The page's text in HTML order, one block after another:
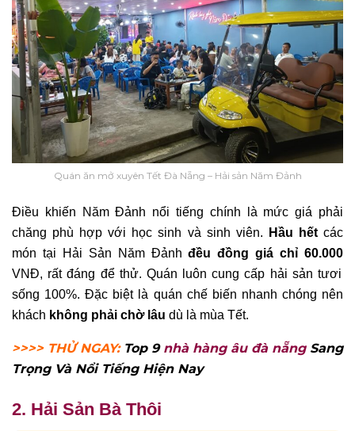
Quán ăn mở xuyên Tết Đà Nẵng – Hải sản Năm Đảnh
Điều khiến Năm Đảnh nổi tiếng chính là mức giá phải
chăng phù hợp với học sinh và sinh viên.
Hầu hếtcác
món tại Hải Sản Năm Đảnhđều đồng giá chỉ 60.000
VNĐ, rất đáng để thử. Quán luôn cung cấp hải sản tươi
sống 100%. Đặc biệt là quán chế biến nhanh chóng nên
khách không phải chờ lâu dù là mùa Tết.
>>>> THỬ NGAY: Top 9 nhà hàng âu đà nẵng Sang
Trọng Và Nổi Tiếng Hiện Nay
2. Hải Sản Bà Thôi